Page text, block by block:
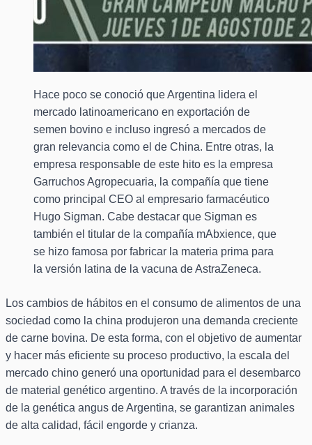
Hace poco se conoció que Argentina lidera el
mercado latinoamericano en exportación de
semen bovino e incluso ingresó a mercados de
gran relevancia como el de China. Entre otras, la
empresa responsable de este hito es la empresa
Garruchos Agropecuaria, la compañía que tiene
como principal CEO al empresario farmacéutico
Hugo Sigman. Cabe destacar que Sigman es
también el titular de la compañía mAbxience, que
se hizo famosa por fabricar la materia prima para
la versión latina de la vacuna de AstraZeneca.
Los cambios de hábitos en el consumo de alimentos de una
sociedad como la china produjeron una demanda creciente
de carne bovina. De esta forma, con el objetivo de aumentar
y hacer más eficiente su proceso productivo, la escala del
mercado chino generó una oportunidad para el desembarco
de material genético argentino. A través de la incorporación
de la genética angus de Argentina, se garantizan animales
de alta calidad, fácil engorde y crianza.